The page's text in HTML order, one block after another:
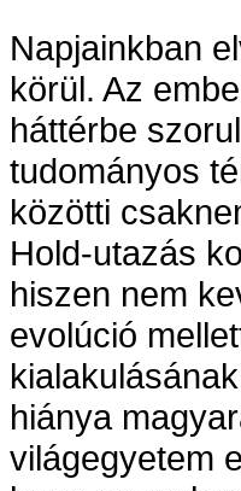
Napjainkban
körül. Az
háttérbe
tudományos
közötti
Hold-utazás
hiszen nem
evolúció
hiánya
világegyetem